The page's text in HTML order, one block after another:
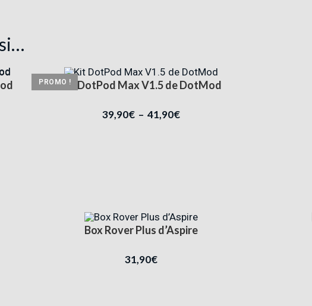
PROMO !Kit DotPod Max V1.5 de DotMod
39,90€ – 41,90€
Box Rover Plus d’Aspire
31,90€